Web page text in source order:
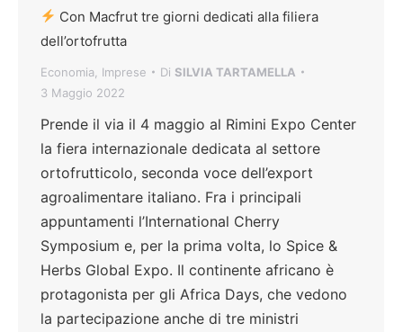
Con Macfrut tre giorni dedicati alla filiera
dell’ortofrutta
Economia Imprese Di SILVIA TARTAMELLA
3 Maggio 2022
Prende il via il 4 maggio al Rimini Expo Center
la fiera internazionale dedicata al settore
ortofrutticolo, seconda voce dell’export
agroalimentare italiano. Fra i principali
appuntamenti l’International Cherry
Symposium e, per la prima volta, lo Spice &
Herbs Global Expo. Il continente africano è
protagonista per gli Africa Days, che vedono
la partecipazione anche di tre ministri